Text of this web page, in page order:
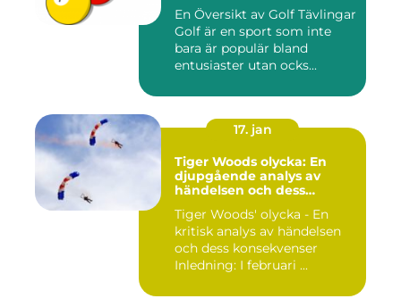
En Översikt av Golf Tävlingar
Golf är en sport som inte
bara är populär bland
entusiaster utan ocks...
17. jan
Tiger Woods olycka: En
djupgående analys av
händelsen och dess
Tiger Woods' olycka - En
kritisk analys av händelsen
och dess konsekvenser
Inledning: I februari ...